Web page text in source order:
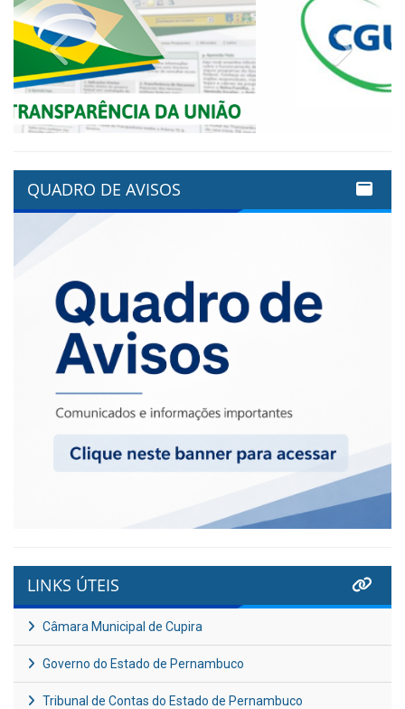
Previous Next
QUADRO DE AVISOS
LINKS ÚTEIS
Câmara Municipal de Cupira
Governo do Estado de Pernambuco
Tribunal de Contas do Estado de Pernambuco